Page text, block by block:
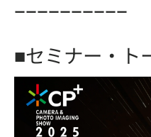
ーーーーーーーーーー
■セミナー・ト